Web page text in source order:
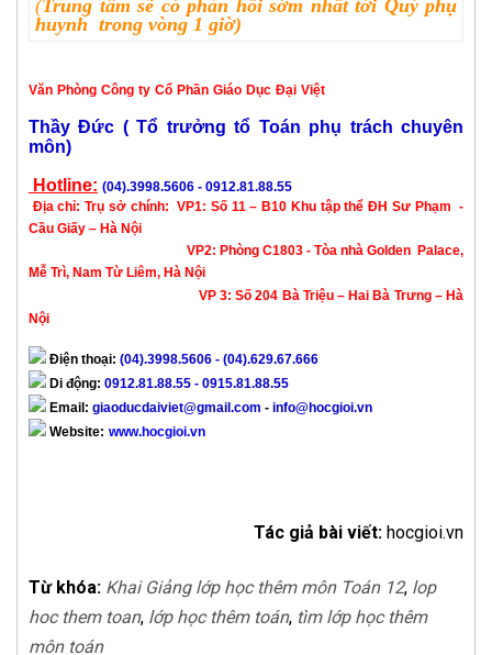
(Trung tâm sẽ có phản hồi sớm nhất tới Quý phụ
huynh trong vòng 1 giờ)
Văn Phòng Công ty Cổ Phần Giáo Dục Đại Việt
Thầy Đức ( Tổ trưởng tổ Toán phụ trách chuyên
môn)
Hotline: (04).3998.5606 - 0912.81.88.55
Địa chỉ:Trụ sở chính:VP1: Số 11 – B10 Khu tập thể ĐH Sư Phạm -
Cầu Giấy – Hà Nội
VP2: Phòng C1803 - Tòa nhà Golden Palace,
Mễ Trì, Nam Từ Liêm, Hà Nội
VP 3: Số 204 Bà Triệu – Hai Bà Trưng – Hà
Nội
Điện thoại: (04).3998.5606 - (04).629.67.666
Di động: 0912.81.88.55 - 0915.81.88.55
Email: giaoducdaiviet@gmail.com - info@hocgioi.vn
Website: www.hocgioi.vn
Tác giả bài viết: hocgioi.vn
Từ khóa: Khai Giảng lớp học thêm môn Toán 12, lop
hoc them toan, lớp học thêm toán, tìm lớp học thêm
môn toán